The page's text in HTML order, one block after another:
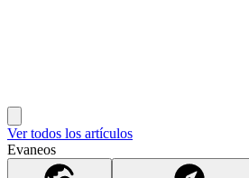
Ver todos los artículos
Evaneos